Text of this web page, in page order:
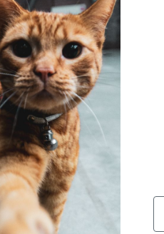
750530
8711621925307